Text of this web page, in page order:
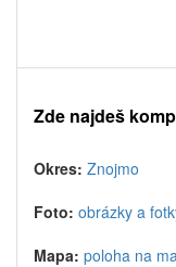
Zde najdeš
Okres: Znojmo
Foto: obrázky a
Mapa: poloha na